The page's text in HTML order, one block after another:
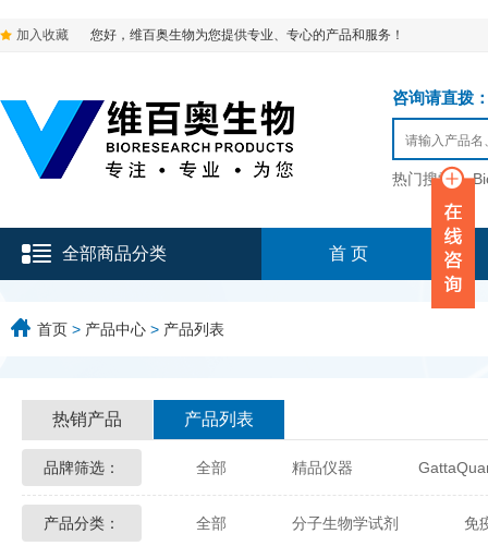
加入收藏 您好，维百奥生物为您提供专业、专心的产品和服务！
咨询请直拨
热门搜索：
全部商品分类 首 页
首页 > 产品中心 > 产品列表
热销产品 产品列表
品牌筛选： 全部 精品仪器
Glycon Biochem Sterlitech
产品分类： 全部 分子生物学试剂 免